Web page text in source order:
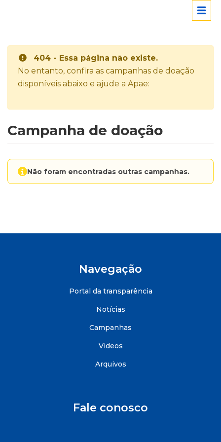
404 - Essa página não existe.
No entanto, confira as campanhas de doação
disponíveis abaixo e ajude a Apae:
Campanha de doação
Não foram encontradas outras campanhas.
Navegação
Portal da transparência
Notícias
Campanhas
Videos
Arquivos
Fale conosco